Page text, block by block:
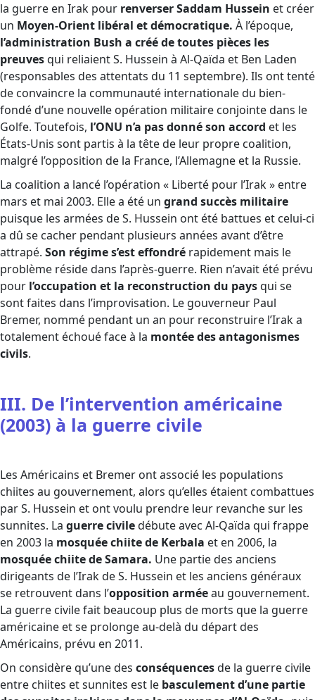
la guerre en Irak pour renverser Saddam Hussein et créer
un Moyen-Orient libéral et démocratique. À l’époque,
l’administration Bush a créé de toutes pièces les
preuvesqui reliaient S. Hussein à Al-Qaïda et Ben Laden
(responsables des attentats du 11 septembre). Ils ont tenté
de convaincre la communauté internationale du bien-
fondé d’une nouvelle opération militaire conjointe dans le
Golfe. Toutefois, l’ONU n’a pas donné son accord et les
États-Unis sont partis à la tête de leur propre coalition,
malgré l’opposition de la France, l’Allemagne et la Russie.
La coalition a lancé l’opération « Liberté pour l’Irak » entre
mars et mai 2003. Elle a été un grand succès militaire
puisque les armées de S. Hussein ont été battues et celui-ci
a dû se cacher pendant plusieurs années avant d’être
attrapé. Son régime s’est effondré rapidement mais le
problème réside dans l’après-guerre. Rien n’avait été prévu
pour l’occupation et la reconstruction du paysqui se
sont faites dans l’improvisation. Le gouverneur Paul
Bremer, nommé pendant un an pour reconstruire l’Irak a
totalement échoué face à la montée des antagonismes
civils.
III. De l’intervention américaine
(2003) à la guerre civile
Les Américains et Bremer ont associé les populations
chiites au gouvernement, alors qu’elles étaient combattues
par S. Hussein et ont voulu prendre leur revanche sur les
sunnites. La guerre civiledébute avec Al-Qaïda qui frappe
en 2003 la mosquée chiite de Kerbala et en 2006, la
mosquée chiite de Samara. Une partie des anciens
dirigeants de l’Irak de S. Hussein et les anciens généraux
se retrouvent dans l’opposition arméeau gouvernement.
La guerre civile fait beaucoup plus de morts que la guerre
américaine et se prolonge au-delà du départ des
Américains, prévu en 2011.
On considère qu’une des conséquencesde la guerre civile
entre chiites et sunnites est le basculement d’une partie